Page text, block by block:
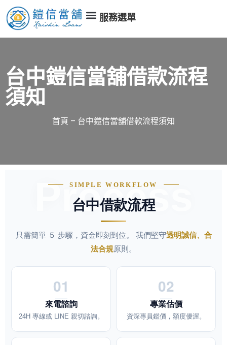
服務選單
台中鎧信當舖借款流程
須知
首頁 – 台中鎧信當舖借款流程須知
Process
SIMPLE WORKFLOW
台中借款流程
只需簡單 ５ 步驟，資金即刻到位。 我們堅守透明誠信、合
法合規原則。
01
來電諮詢
24H 專線或 LINE 親切諮詢。
02
專業估價
資深專員鑑價，額度優渥。